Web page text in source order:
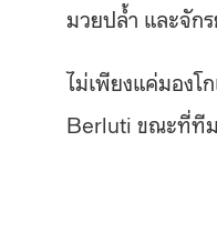
มวยปล้ำ และจัก
ไม่เพียงแค่มองโ
Berluti ขณะที่ทีม